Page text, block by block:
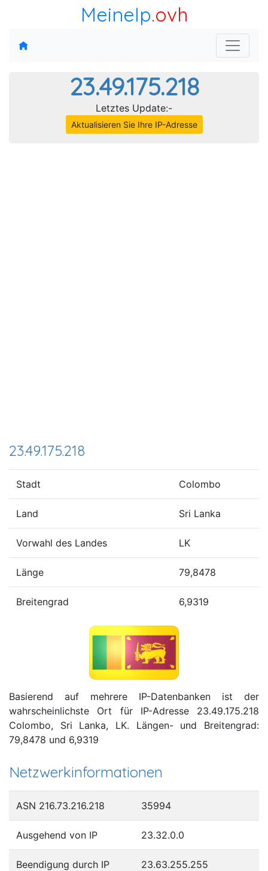
MeineIp.ovh
23.49.175.218
Letztes Update:-
Aktualisieren Sie Ihre IP-Adresse
23.49.175.218
Stadt Colombo
Land Sri Lanka
Vorwahl des Landes LK
Länge 79,8478
Breitengrad 6,9319
Basierend auf mehrere IP-Datenbanken ist der
wahrscheinlichste Ort für IP-Adresse 23.49.175.218
Colombo, Sri Lanka, LK. Längen- und Breitengrad:
79,8478 und 6,9319
Netzwerkinformationen
ASN 216.73.216.218 35994
Ausgehend von IP 23.32.0.0
Beendigung durch IP 23.63.255.255